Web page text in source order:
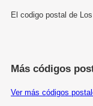
El codigo postal de
Más códigos
Ver más códigos